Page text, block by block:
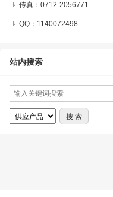
传真：0712-2056771
QQ： 1140072498
站内搜索